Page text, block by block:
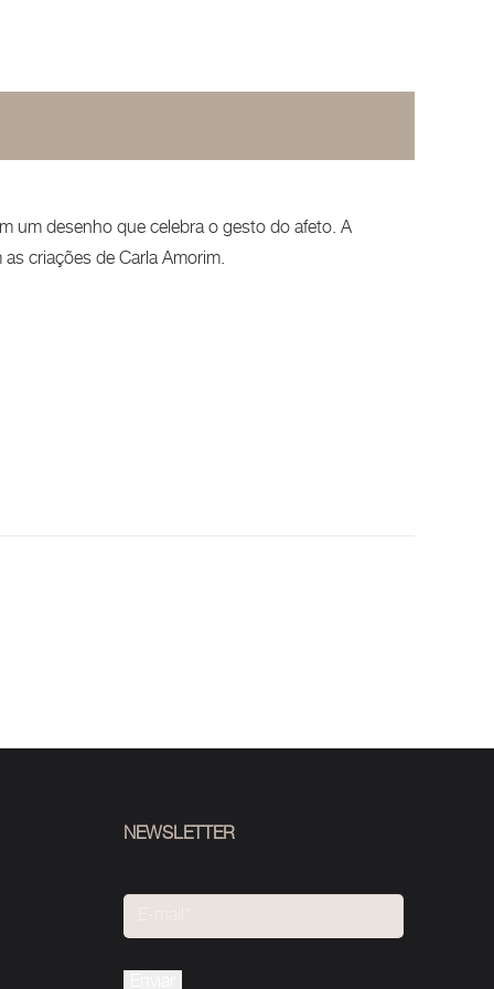
um desenho que celebra o gesto do afeto. A
criações de Carla Amorim.
NEWSLETTER